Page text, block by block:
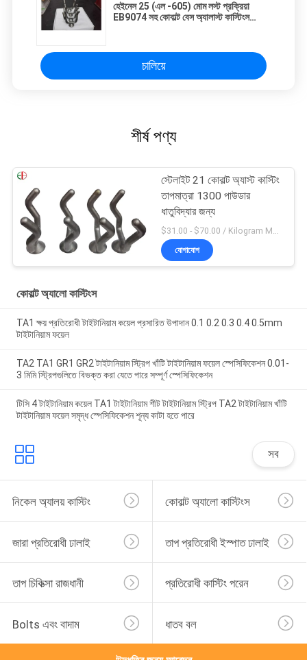
হেইনেস 25 (এল -605) মোম লস্ট প্রক্রিয়া
EB9074 সহ কোবাল্ট বেস অ্যালাস্ট কাস্টিংস
চালিয়ে
শীর্ষ পণ্য
স্টেলাইট 21 কোবাল্ট অ্যাস্ট কাস্টিং
তাপমাত্রা 1300 পাউডার
ধাতুবিদ্যার জন্য
$31.00 - $70.00 / Kilogram MOQ:5 টুকরা / টুকরা
যোগাযোগ
কোবাল্ট অ্যালো কাস্টিংস
TA1 ক্ষয় প্রতিরোধী টাইটানিয়াম কয়েল প্রসারিত উপাদান 0.1 0.2 0.3 0.4 0.5mm
টাইটানিয়াম ফয়েল
TA2 TA1 GR1 GR2 টাইটানিয়াম স্ট্রিপ খাঁটি টাইটানিয়াম ফয়েল স্পেসিফিকেশন 0.01-
3 মিমি স্ট্রিপগুলিতে বিভক্ত করা যেতে পারে সম্পূর্ণ স্পেসিফিকেশন
টিসি 4 টাইটানিয়াম কয়েল TA1 টাইটানিয়াম শীট টাইটানিয়াম স্ট্রিপ TA2 টাইটানিয়াম খাঁটি
টাইটানিয়াম ফয়েল সমৃদ্ধ স্পেসিফিকেশন শূন্য কাটা হতে পারে
সব
নিকেল অ্যালয় কাস্টিং কোবাল্ট অ্যালো কাস্টিংস
জারা প্রতিরোধী ঢালাই তাপ প্রতিরোধী ইস্পাত ঢালাই
তাপ চিকিত্সা রাজধানী প্রতিরোধী কাস্টিং পরেন
Bolts এবং বাদাম ধাতব বল